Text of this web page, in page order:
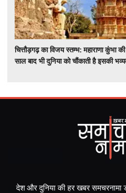
चित्तौड़गढ़ का विजय स्तम्भ: महाराणा कुंभा
साल बाद भी दुनिया को चौंकाती है इसकी
देश और दुनिया की हर खबर समचरनामा